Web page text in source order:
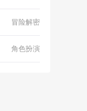
冒险解密
角色扮演